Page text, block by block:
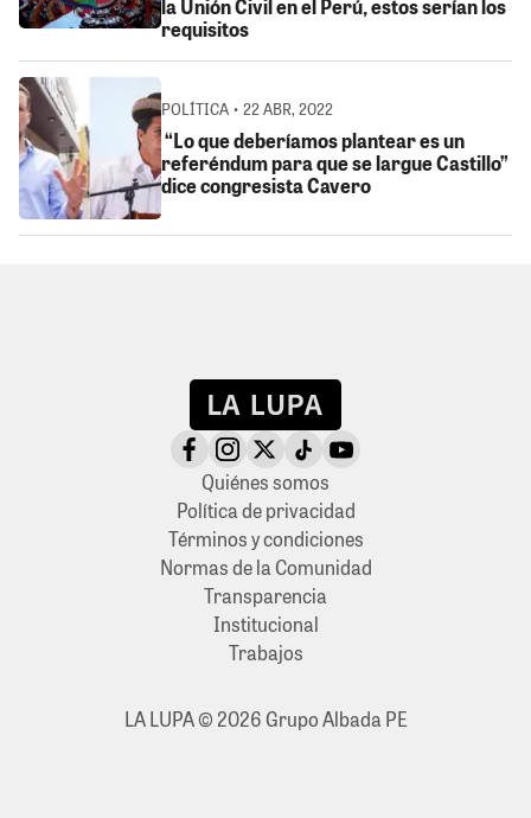
la Unión Civil en el Perú, estos serían los
requisitos
POLÍTICA • 22 ABR, 2022
“Lo que deberíamos plantear es un
referéndum para que se largue Castillo”
dice congresista Cavero
Quiénes somos
Política de privacidad
Términos y condiciones
Normas de la Comunidad
Transparencia
Institucional
Trabajos
LA LUPA © 2026 Grupo Albada PE